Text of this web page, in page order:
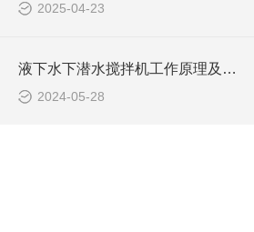
2025-04-23
液下水下潜水搅拌机工作原理及作用特点、安装图、CAD结构图
2024-05-28